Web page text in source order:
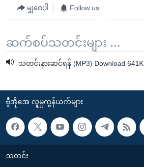
မျှဝေပါ Follow us
ဆက်စပ်သတင်းများ ...
သတင်းနားဆင်ရန် (MP3) Download 641K
ဗွီအိုအေ လူမှုကွန်ယက်များ
သတင်း